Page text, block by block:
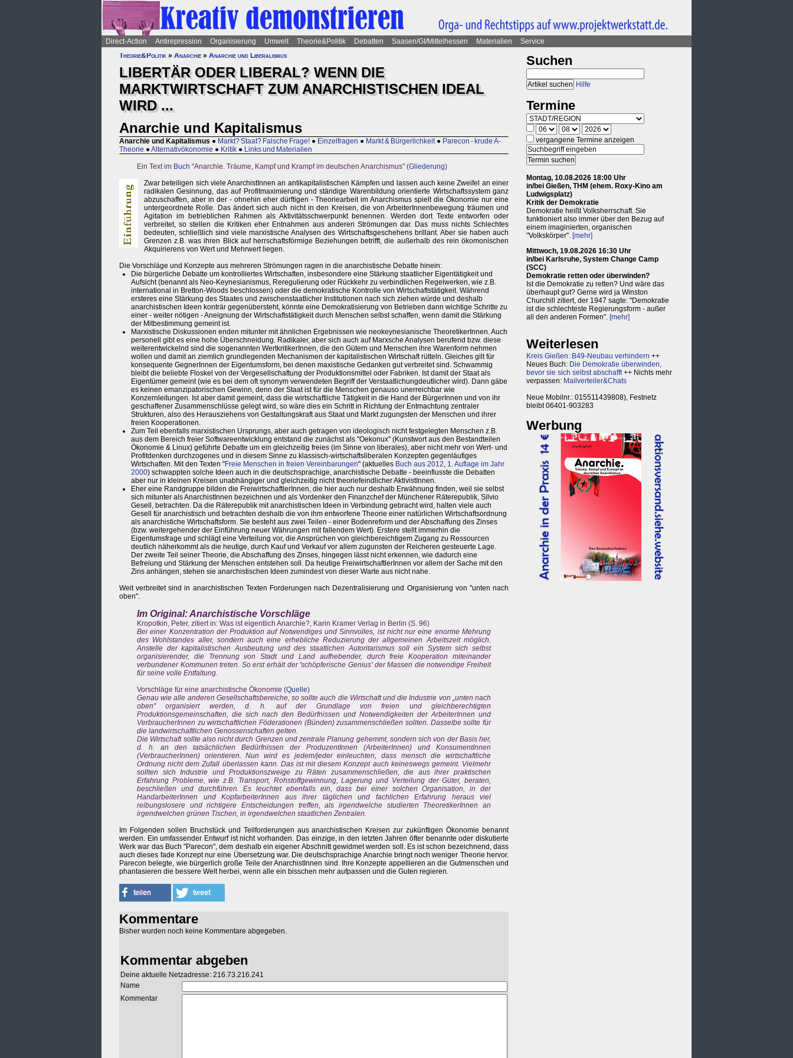
Direct-Action Antirepression Organisierung Umwelt Theorie&Politik Debatten Saasen/GI/Mittelhessen Materialien
Service
Theorie&Politik » Anarchie » Anarchie und Liberalismus
LIBERTÄR ODER LIBERAL? WENN DIE
MARKTWIRTSCHAFT ZUM ANARCHISTISCHEN IDEAL
WIRD ...
Anarchie und Kapitalismus
Anarchie und Kapitalismus ● Markt? Staat? Falsche Frage! ● Einzelfragen ● Markt & Bürgerlichkeit ● Parecon - krude A-
Theorie ●Alternativökonomie ● Kritik ● Links und Materialien
Ein Text im Buch "Anarchie. Träume, Kampf und Krampf im deutschen Anarchismus" (Gliederung)
Zwar beteiligen sich viele AnarchistInnen an antikapitalistischen Kämpfen und lassen auch keine Zweifel an einer
radikalen Gesinnung, das auf Profitmaximierung und ständige Warenbildung orientierte Wirtschaftssystem ganz
abzuschaffen, aber in der - ohnehin eher dürftigen - Theoriearbeit im Anarchismus spielt die Ökonomie nur eine
untergeordnete Rolle. Das ändert sich auch nicht in den Kreisen, die von ArbeiterInnenbewegung träumen und
Agitation im betrieblichen Rahmen als Aktivitätsschwerpunkt benennen. Werden dort Texte entworfen oder
verbreitet, so stellen die Kritiken eher Entnahmen aus anderen Strömungen dar. Das muss nichts Schlechtes
bedeuten, schließlich sind viele marxistische Analysen des Wirtschaftsgeschehens brillant. Aber sie haben auch
Grenzen z.B. was ihren Blick auf herrschaftsförmige Beziehungen betrifft, die außerhalb des rein ökomonischen
Akquirierens von Wert und Mehrwert liegen.
Die Vorschläge und Konzepte aus mehreren Strömungen ragen in die anarchistische Debatte hinein:
Die bürgerliche Debatte um kontrolliertes Wirtschaften, insbesondere eine Stärkung staatlicher Eigentätigkeit und
Aufsicht (benannt als Neo-Keynesianismus, Reregulierung oder Rückkehr zu verbindlichen Regelwerken, wie z.B.
international in Bretton-Woods beschlossen) oder die demokratische Kontrolle von Wirtschaftstätigkeit. Während
ersteres eine Stärkung des Staates und zwischenstaatlicher Institutionen nach sich ziehen würde und deshalb
anarchistischen Ideen konträr gegenübersteht, könnte eine Demokratisierung von Betrieben dann wichtige Schritte zu
einer - weiter nötigen - Aneignung der Wirtschaftstätigkeit durch Menschen selbst schaffen, wenn damit die Stärkung
der Mitbestimmung gemeint ist.
Marxistische Diskussionen enden mitunter mit ähnlichen Ergebnissen wie neokeynesianische TheoretikerInnen. Auch
personell gibt es eine hohe Überschneidung. Radikaler, aber sich auch auf Marxsche Analysen berufend bzw. diese
weiterentwickelnd sind die sogenannten WertkritikerInnen, die den Gütern und Menschen ihre Warenform nehmen
wollen und damit an ziemlich grundlegenden Mechanismen der kapitalistischen Wirtschaft rütteln. Gleiches gilt für
konsequente GegnerInnen der Eigentumsform, bei denen maxistische Gedanken gut verbreitet sind. Schwammig
bleibt die beliebte Floskel von der Vergesellschaftung der Produktionsmittel oder Fabriken. Ist damit der Staat als
Eigentümer gemeint (wie es bei dem oft synonym verwendeten Begriff der Verstaatlichungdeutlicher wird). Dann gäbe
es keinen emanzipatorischen Gewinn, denn der Staat ist für die Menschen genauso unerreichbar wie
Konzernleitungen. Ist aber damit gemeint, dass die wirtschaftliche Tätigkeit in die Hand der BürgerInnen und von ihr
geschaffener Zusammenschlüsse gelegt wird, so wäre dies ein Schritt in Richtung der Entmachtung zentraler
Strukturen, also des Herausziehens von Gestaltungskraft aus Staat und Markt zugungsten der Menschen und ihrer
freien Kooperationen.
Zum Teil ebenfalls marxistischen Ursprungs, aber auch getragen von ideologisch nicht festgelegten Menschen z.B.
aus dem Bereich freier Softwareentwicklung entstand die zunächst als "Oekonux" (Kunstwort aus den Bestandteilen
Ökonomie & Linux) geführte Debatte um ein gleichzeitig freies (im Sinne von liberales), aber nicht mehr von Wert- und
Profitdenken durchzogenes und in diesem Sinne zu klassisch-wirtschaftsliberalen Konzepten gegenläufiges
Wirtschaften. Mit den Texten "Freie Menschen in freien Vereinbarungen" (aktuelles Buch aus 2012, 1. Auflage im Jahr
2000) schwappten solche Ideen auch in die deutschsprachige, anarchistische Debatte - beeinflusste die Debatten
aber nur in kleinen Kreisen unabhängiger und gleichzeitig nicht theoriefeindlicher AktivistInnen.
Eher eine Randgruppe bilden die FreiwirtschaftlerInnen, die hier auch nur deshalb Erwähnung finden, weil sie selbst
sich mitunter als AnarchistInnen bezeichnen und als Vordenker den Finanzchef der Münchener Räterepublik, Silvio
Gesell, betrachten. Da die Räterepublik mit anarchistischen Ideen in Verbindung gebracht wird, halten viele auch
Gesell für anarchistisch und betrachten deshalb die von ihm entworfene Theorie einer natürlichen Wirtschaftsordnung
als anarchistiche Wirtschaftsform. Sie besteht aus zwei Teilen - einer Bodenreform und der Abschaffung des Zinses
(bzw. weitergehender der Einführung neuer Währungen mit fallendem Wert). Erstere stellt immerhin die
Eigentumsfrage und schlägt eine Verteilung vor, die Ansprüchen von gleichbereichtigem Zugang zu Ressourcen
deutlich näherkommt als die heutige, durch Kauf und Verkauf vor allem zugunsten der Reicheren gesteuerte Lage.
Der zweite Teil seiner Theorie, die Abschaffung des Zinses, hingegen lässt nicht erkennen, wie dadurch eine
Befreiung und Stärkung der Menschen entstehen soll. Da heutige FreiwirtschaftlerInnen vor allem der Sache mit den
Zins anhängen, stehen sie anarchistischen Ideen zumindest von dieser Warte aus nicht nahe.
Weit verbreitet sind in anarchistischen Texten Forderungen nach Dezentralisierung und Organisierung von "unten nach
oben".
Im Original: Anarchistische Vorschläge
Kropotkin, Peter, zitiert in: Was ist eigentlich Anarchie?, Karin Kramer Verlag in Berlin (S. 96)
Bei einer Konzentration der Produktion auf Notwendiges und Sinnvolles, ist nicht nur eine enorme Mehrung
des Wohlstandes aller, sondern auch eine erhebliche Reduzierung der allgemeinen Arbeitszeit möglich.
Anstelle der kapitalistischen Ausbeutung und des staatlichen Autoritarismus soll ein System sich selbst
organisierender, die Trennung von Stadt und Land aufhebender, durch freie Kooperation miteinander
verbundener Kommunen treten. So erst erhält der 'schöpferische Genius' der Massen die notwendige Freiheit
für seine volle Entfaltung.
Vorschläge für eine anarchistische Ökonomie (Quelle)
Genau wie alle anderen Gesellschaftsbereiche, so sollte auch die Wirtschaft und die Industrie von „unten nach
oben" organisiert werden, d. h. auf der Grundlage von freien und gleichberechtigten
Produktionsgemeinschaften, die sich nach den Bedürfnissen und Notwendigkeiten der ArbeiterInnen und
VerbraucherInnen zu wirtschaftlichen Föderationen (Bünden) zusammenschließen sollten. Dasselbe sollte für
die landwirtschaftlichen Genossenschaften gelten.
Die Wirtschaft sollte also nicht durch Grenzen und zentrale Planung gehemmt, sondern sich von der Basis her,
d. h. an den tatsächlichen Bedürfnissen der ProduzentInnen (ArbeiterInnen) und KonsumentInnen
(VerbraucherInnen) orientieren. Nun wird es jedem/jeder einleuchten, dass mensch die wirtschaftliche
Ordnung nicht dem Zufall überlassen kann. Das ist mit diesem Konzept auch keineswegs gemeint. Vielmehr
sollten sich Industrie und Produktionszweige zu Räten zusammenschließen, die aus ihrer praktischen
Erfahrung Probleme, wie z.B. Transport, Rohstoffgewinnung, Lagerung und Verteilung der Güter, beraten,
beschließen und durchführen. Es leuchtet ebenfalls ein, dass bei einer solchen Organisation, in der
HandarbeiterInnen und KopfarbeiterInnen aus ihrer täglichen und fachlichen Erfahrung heraus viel
reibungslosere und richtigere Entscheidungen treffen, als irgendwelche studierten TheoretikerInnen an
irgendwelchen grünen Tischen, in irgendwelchen staatlichen Zentralen.
Im Folgenden sollen Bruchstück und Teilforderungen aus anarchistischen Kreisen zur zukünftigen Ökonomie benannt
werden. Ein umfassender Entwurf ist nicht vorhanden. Das einzige, in den letzten Jahren öfter benannte oder diskutierte
Werk war das Buch "Parecon", dem deshalb ein eigener Abschnitt gewidmet werden soll. Es ist schon bezeichnend, dass
auch dieses fade Konzept nur eine Übersetzung war. Die deutschsprachige Anarchie bringt noch weniger Theorie hervor.
Parecon belegte, wie bürgerlich große Teile der AnarchistInnen sind. Ihre Konzepte appellieren an die Gutmenschen und
phantasieren die bessere Welt herbei, wenn alle ein bisschen mehr aufpassen und die Guten regieren.
Kommentare
Bisher wurden noch keine Kommentare abgegeben.
Kommentar abgeben
Deine aktuelle Netzadresse: 216.73.216.241
Name
Kommentar
Suchen
Hilfe
Termine
vergangene Termine anzeigen
Montag, 10.08.2026 18:00 Uhr
in/bei Gießen, THM (ehem. Roxy-Kino am
Ludwigsplatz)
Kritik der Demokratie
Demokratie heißt Volksherrschaft. Sie
funktioniert also immer über den Bezug auf
einem imaginierten, organischen
"Volkskörper". [mehr]
Mittwoch, 19.08.2026 16:30 Uhr
in/bei Karlsruhe, System Change Camp
(SCC)
Demokratie retten oder überwinden?
Ist die Demokratie zu retten? Und wäre das
überhaupt gut? Gerne wird ja Winston
Churchill zitiert, der 1947 sagte: "Demokratie
ist die schlechteste Regierungsform - außer
all den anderen Formen". [mehr]
Weiterlesen
Kreis Gießen: B49-Neubau verhindern ++
Neues Buch: Die Demokratie überwinden,
bevor sie sich selbst abschafft++ Nichts mehr
verpassen: Mailverteiler&Chats
Neue Mobilnr.: 015511439808), Festnetz
bleibt 06401-903283
Werbung